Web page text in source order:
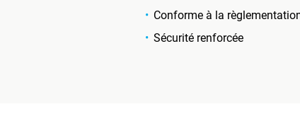
Conforme à la
Sécurité renforcée